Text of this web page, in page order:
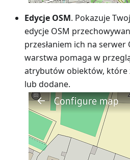
Edycje OSM. Pokazuje
edycje OSM
przesłaniem ich na serwer
warstwa pomaga w
atrybutów obiektów, które
lub dodane.